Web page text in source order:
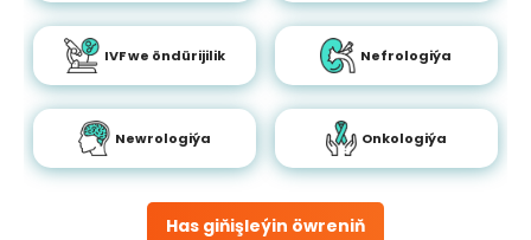
Has giňişleýin öwreniň
IVF we öndürijilik Nefrologiýa
Newrologiýa Onkologiýa